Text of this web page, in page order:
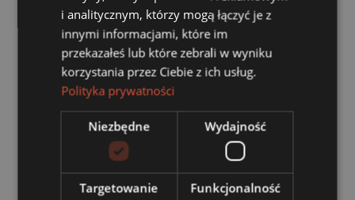
i analitycznym, którzy mogą łączyć je z
innymi informacjami, które im
przekazałeś lub które zebrali w wyniku
korzystania przez Ciebie z ich usług.
Polityka prywatności
Niezbędne Wydajność
Targetowanie Funkcjonalność